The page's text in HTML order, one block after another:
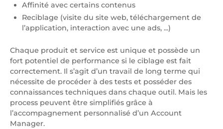
Affinité avec certains contenus
Reciblage (visite du site web, téléchargement de
l’application, interaction avec une ads, ...)
Chaque produit et service est unique et possède un
fort potentiel de performance si le ciblage est fait
correctement. Il s’agit d’un travail de long terme qui
nécessite de procéder à des tests et posséder des
connaissances techniques dans chaque outil. Mais les
process peuvent être simplifiés grâce à
l’accompagnement personnalisé d’un Account
Manager.